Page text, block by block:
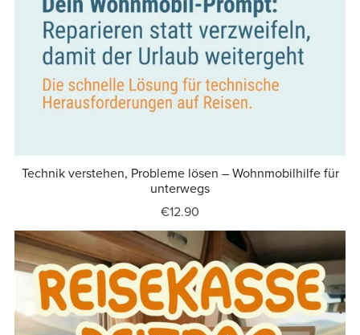
Technik verstehen, Probleme lösen – Wohnmobilhilfe für
unterwegs
€12.90